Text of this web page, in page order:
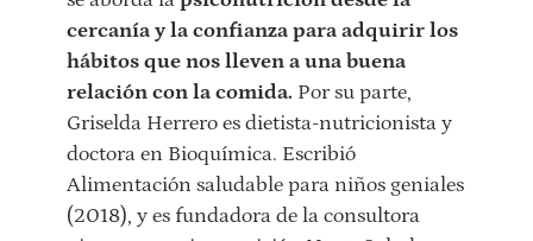
cercanía y la confianza para adquirir los
hábitos que nos lleven a una buena
relación con la comida. Por su parte,
Griselda Herrero es dietista-nutricionista y
doctora en Bioquímica. Escribió
Alimentación saludable para niños geniales
(2018), y es fundadora de la consultora